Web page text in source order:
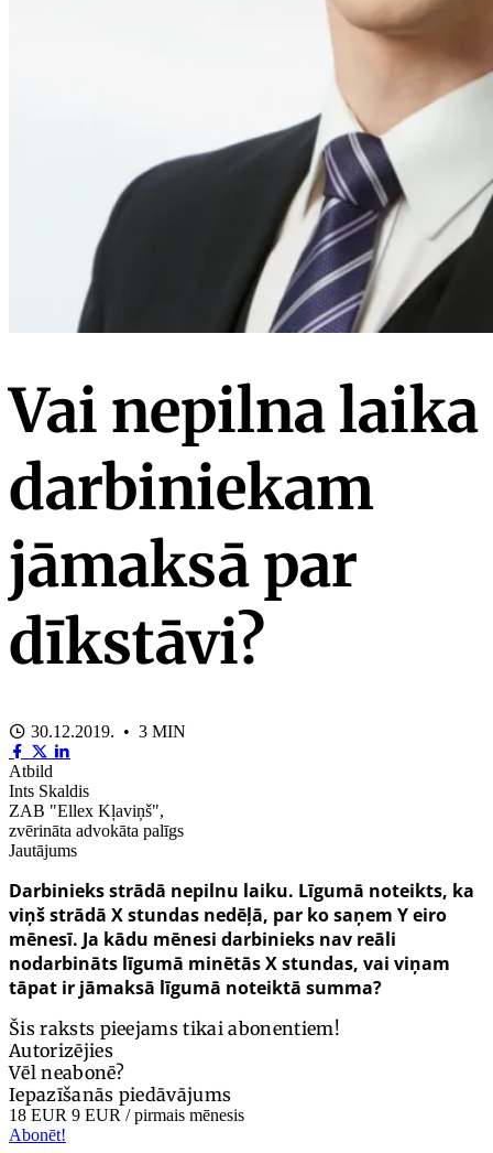
Vai nepilna laika
darbiniekam
jāmaksā par
dīkstāvi?
30.12.2019. • 3 MIN
Atbild
Ints Skaldis
ZAB "Ellex Kļaviņš",
zvērināta advokāta palīgs
Jautājums
Darbinieks strādā nepilnu laiku. Līgumā noteikts, ka
viņš strādā Xstundas nedēļā, par ko saņem Yeiro
mēnesī. Ja kādu mēnesi darbinieks nav reāli
nodarbināts līgumā minētās Xstundas, vai viņam
tāpat ir jāmaksā līgumā noteiktā summa?
Šis raksts pieejams tikai abonentiem!
Autorizējies
Vēl neabonē?
Iepazīšanās piedāvājums
18 EUR 9 EUR / pirmais mēnesis
Abonēt!